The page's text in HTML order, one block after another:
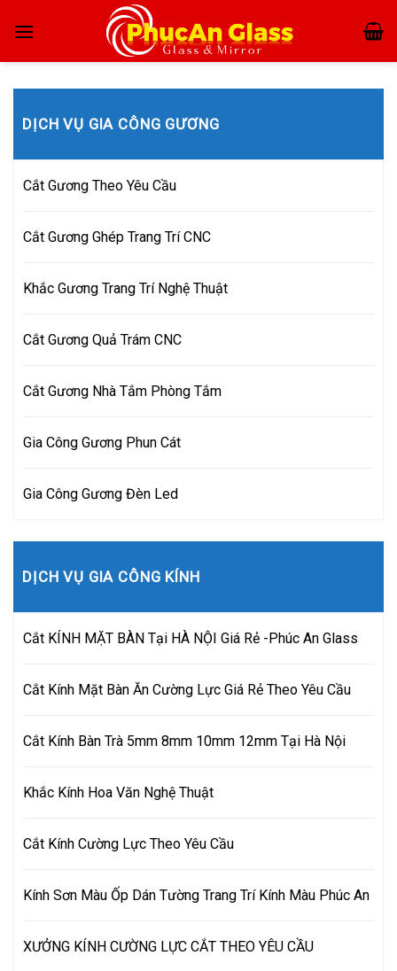
DỊCH VỤ GIA CÔNG GƯƠNG
Cắt Gương Theo Yêu Cầu
Cắt Gương Ghép Trang Trí CNC
Khắc Gương Trang Trí Nghệ Thuật
Cắt Gương Quả Trám CNC
Cắt Gương Nhà Tắm Phòng Tắm
Gia Công Gương Phun Cát
Gia Công Gương Đèn Led
DỊCH VỤ GIA CÔNG KÍNH
Cắt KÍNH MẶT BÀN Tại HÀ NỘI Giá Rẻ -Phúc An Glass
Cắt Kính Mặt Bàn Ăn Cường Lực Giá Rẻ Theo Yêu Cầu
Cắt Kính Bàn Trà 5mm 8mm 10mm 12mm Tại Hà Nội
Khắc Kính Hoa Văn Nghệ Thuật
Cắt Kính Cường Lực Theo Yêu Cầu
Kính Sơn Màu Ốp Dán Tường Trang Trí Kính Màu Phúc An
XƯỞNG KÍNH CƯỜNG LỰC CẮT THEO YÊU CẦU